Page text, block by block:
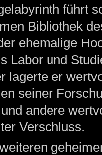
führt
Bibliothek
ehemalige
Labor und
lagerte er
seiner
andere
Verschluss.